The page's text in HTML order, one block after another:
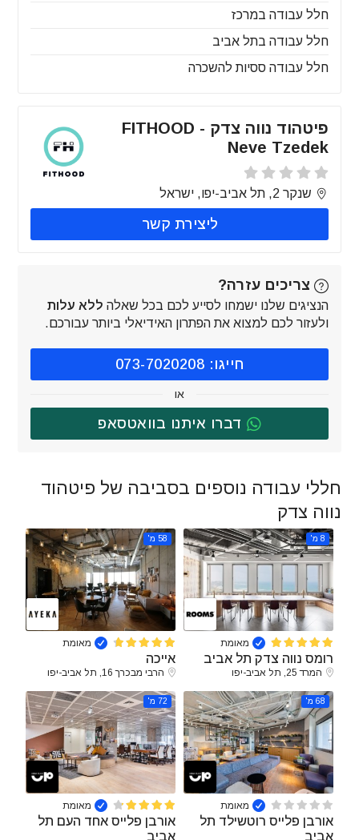
חלל עבודה במרכז
חלל עבודה בתל אביב
חלל עבודה ססיות להשכרה
פיטהוד נווה צדק - FITHOOD
Neve Tzedek
שנקר 2, תל אביב-יפו, ישראל
ליצירת קשר
צריכים עזרה?
הנציגים שלנו ישמחו לסייע לכם בכל שאלה ללא עלות
ולעזור לכם למצוא את הפתרון האידיאלי ביותר עבורכם.
חייגו: 073-7020208
או
דברו איתנו בוואטסאפ
חללי עבודה נוספים בסביבה של פיטהוד
נווה צדק
מאומת
8 מ'
רומס נווה צדק תל אביב
המרד 25, תל אביב-יפו
מאומת
58 מ'
אייכה
הרבי מבכרך 16, תל אביב-יפו
מאומת
68 מ'
אורבן פלייס רוטשילד תל
אביב
מאומת
72 מ'
אורבן פלייס אחד העם תל
אביב